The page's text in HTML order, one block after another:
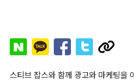
스티브 잡스와 함께 광고와 마케팅을